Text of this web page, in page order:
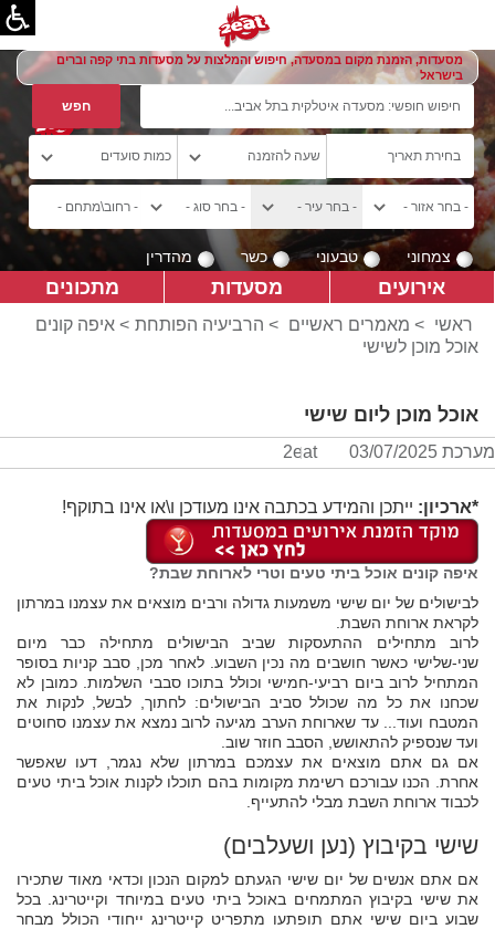
מסעדות, הזמנת מקום במסעדה, חיפוש והמלצות על מסעדות בתי קפה וברים
בישראל
צמחוני טבעוני כשר מהדרין
אירועים מסעדות מתכונים
ראשי > מאמרים ראשיים > הרביעיה הפותחת > איפה קונים
אוכל מוכן לשישי
אוכל מוכן ליום שישי
מערכת 2eat 03/07/2025
*ארכיון: ייתכן והמידע בכתבה אינו מעודכן ו\או אינו בתוקף!
איפה קונים אוכל ביתי טעים וטרי לארוחת שבת?
לבישולים של יום שישי משמעות גדולה ורבים מוצאים את עצמנו במרתון
לקראת ארוחת השבת.
לרוב מתחילים ההתעסקות שביב הבישולים מתחילה כבר מיום
שני-שלישי כאשר חושבים מה נכין השבוע. לאחר מכן, סבב קניות בסופר
המתחיל לרוב ביום רביעי-חמישי וכולל בתוכו סבבי השלמות. כמובן לא
שכחנו את כל מה שכולל סביב הבישולים: לחתוך, לבשל, לנקות את
המטבח ועוד... עד שארוחת הערב מגיעה לרוב נמצא את עצמנו סחוטים
ועד שנספיק להתאושש, הסבב חוזר שוב.
אם גם אתם מוצאים את עצמכם במרתון שלא נגמר, דעו שאפשר
אחרת. הכנו עבורכם רשימת מקומות בהם תוכלו לקנות אוכל ביתי טעים
לכבוד ארוחת השבת מבלי להתעייף.
שישי בקיבוץ (נען ושעלבים)
אם אתם אנשים של יום שישי הגעתם למקום הנכון וכדאי מאוד שתכירו
את שישי בקיבוץ המתמחים באוכל ביתי טעים במיוחד וקייטרינג. בכל
שבוע ביום שישי אתם תופתעו מתפריט קייטרינג ייחודי הכולל מבחר